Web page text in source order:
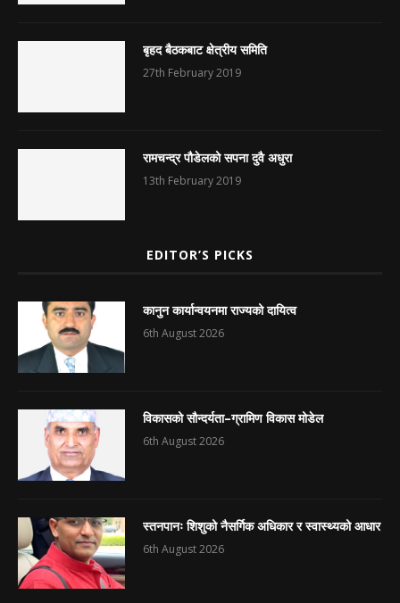
बृहद बैठकबाट क्षेत्रीय समिति
27th February 2019
रामचन्द्र पौडेलको सपना दुवै अधुरा
13th February 2019
EDITOR’S PICKS
कानुन कार्यान्वयनमा राज्यको दायित्व
6th August 2026
विकासको सौन्दर्यता–ग्रामिण विकास मोडेल
6th August 2026
स्तनपानः शिशुको नैसर्गिक अधिकार र स्वास्थ्यको आधार
6th August 2026